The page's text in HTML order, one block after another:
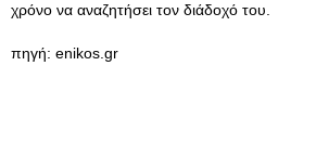
χρόνο να αναζητήσει τον διάδοχό του.
πηγή: enikos.gr